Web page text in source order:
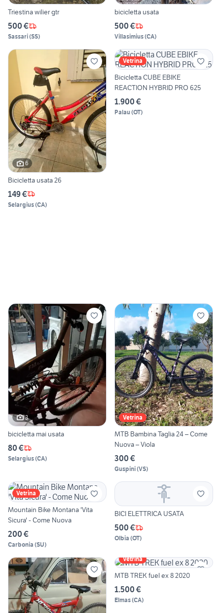
Triestina wilier gtr
500 €
Sassari(SS)
bicicletta usata
500 €
Villasimius(CA)
6
Bicicletta usata 26
149 €
Selargius(CA)
Vetrina
Bicicletta CUBE EBIKE
REACTION HYBRID PRO 625
1.900 €
Palau(OT)
3
bicicletta mai usata
80 €
Selargius(CA)
Vetrina
MTB Bambina Taglia 24 – Come
Nuova – Viola
300 €
Guspini(VS)
Vetrina
Mountain Bike Montana 'Vita
Sicura' - Come Nuova
200 €
Carbonia (SU)
BICI ELETTRICA USATA
500 €
Olbia (OT)
Vetrina
MTB TREK fuel ex 8 2020
1.500 €
Elmas(CA)